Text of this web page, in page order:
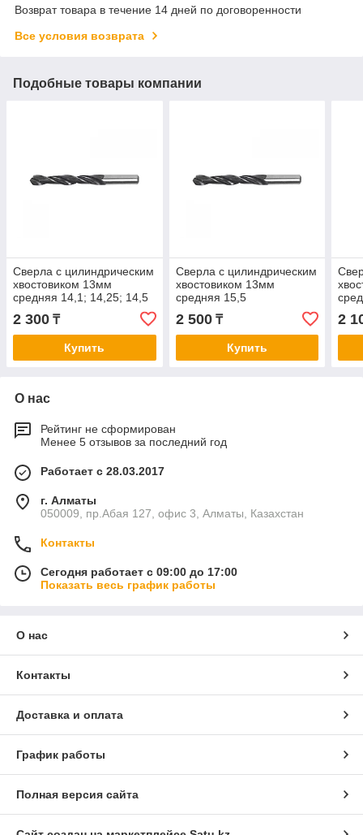
Возврат товара в течение 14 дней по договоренности
Все условия возврата
Подобные товары компании
Сверла с цилиндрическим
хвостовиком 13мм
средняя 14,1; 14,25; 14,5
2 300 ₸
Купить
Сверла с цилиндрическим
хвостовиком 13мм
средняя 15,5
2 500₸
Купить
2
О нас
Рейтинг не сформирован
Менее 5 отзывов за последний год
Работает с 28.03.2017
г. Алматы
050009, пр.Абая 127, офис 3, Алматы, Казахстан
Контакты
Сегодня работает с 09:00 до 17:00
Показать весь график работы
О нас
Контакты
Доставка и оплата
График работы
Полная версия сайта